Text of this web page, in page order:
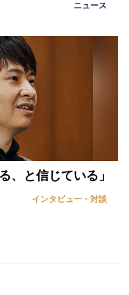
ニュース
、と信じている」
インタビュー・対談